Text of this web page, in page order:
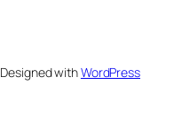
Designed withWordPress